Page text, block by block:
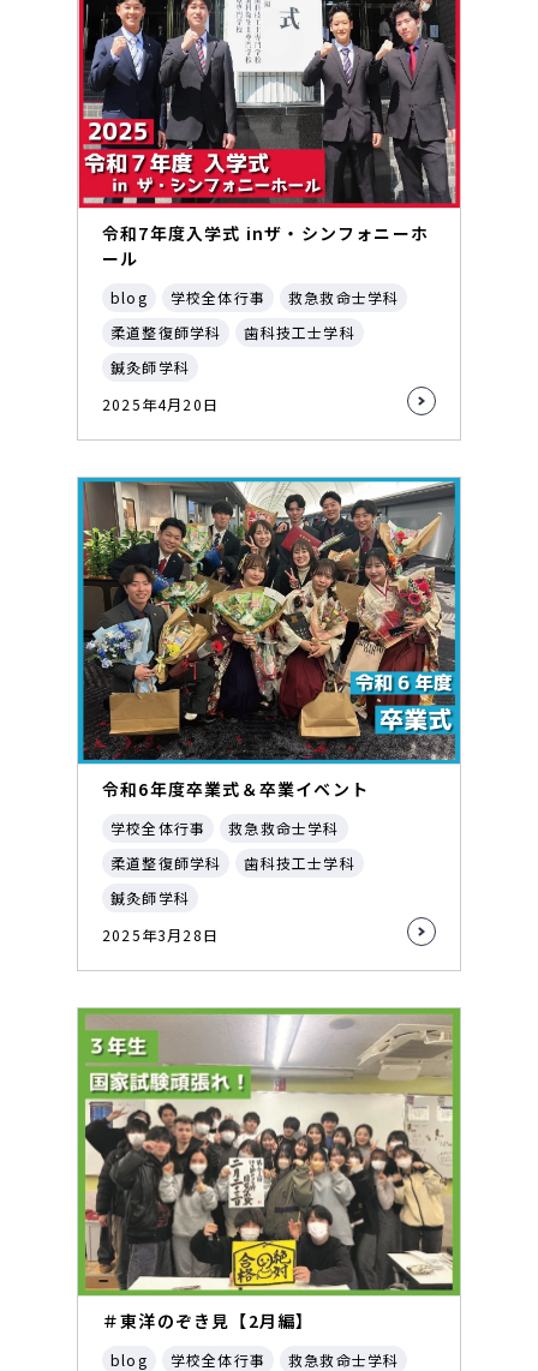
令和7年度入学式 inザ・シンフォニーホ
ール
blog 学校全体行事
救急救命士学科
柔道整復師学科
歯科技工士学科
鍼灸師学科
2025年4月20日
令和6年度卒業式＆卒業イベント
学校全体行事
救急救命士学科
柔道整復師学科
歯科技工士学科
鍼灸師学科
2025年3月28日
＃東洋のぞき見【2月編】
blog 学校全体行事
救急救命士学科